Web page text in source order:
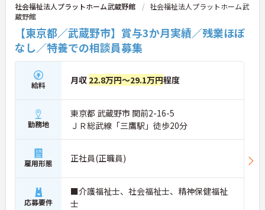
社会福祉法人プラットホーム武蔵野館
社会福祉法人プラットホーム武
蔵野館
【東京都／武蔵野市】賞与3か月実績／残業ほぼ
なし／特養での相談員募集
給料 月収 22.8万円～29.1万円程度
勤務地
東京都 武蔵野市 関前2-16-5
ＪＲ総武線「三鷹駅」徒歩20分
雇用形態 正社員(正職員)
応募要件
■介護福祉士、社会福祉士、精神保健福祉
士